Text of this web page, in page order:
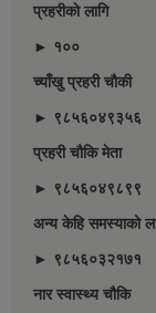
प्रहरीकाे लागि
► १००
च्याँखु प्रहरी चाैकी
► ९८५६०४९३५६
प्रहरी चौकि मेता
► ९८५६०४९८९९
अन्य केहि समस्याको
► ९८५६०३२१७१
नार स्वास्थ्य चौकि